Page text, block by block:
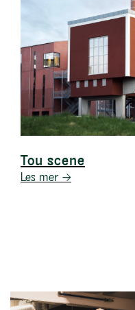
Tou scene
Les mer →